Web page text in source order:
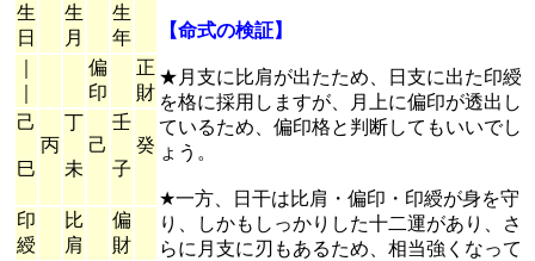
生
日
生
月
生
年
偏
印
正
財
己
巳
丙
丁
未
己
壬
子
癸
印
綬
比
肩
偏
財
【命式の検証】
★月支に比肩が出たため、日支に出た印綬
を格に採用しますが、月上に偏印が透出し
ているため、偏印格と判断してもいいでし
ょう。
★一方、日干は比肩・偏印・印綬が身を守
り、しかもしっかりした十二運があり、さ
らに月支に刃もあるため、相当強くなって